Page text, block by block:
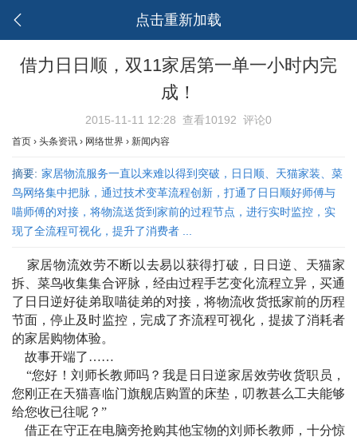
点击重新加载
借力日日顺，双11家居第一单一小时内完
成！
2015-11-11 12:28 查看10192 评论0
首页 › 头条资讯 › 网络世界 › 新闻内容
摘要: 家居物流服务一直以来难以得到突破，日日顺、天猫家装、菜
鸟网络集中把脉，通过技术变革流程创新，打通了日日顺好师傅与
喵师傅的对接，将物流送货到家前的过程节点，进行实时监控，实
现了全流程可视化，提升了消费者 ...
家居物流效劳不断以去易以获得打破，日日逆、天猫家
拆、菜鸟收集集合评脉，经由过程手艺变化流程立异，买通
了日日逆好徒弟取喵徒弟的对接，将物流收货抵家前的历程
节面，停止及时监控，完成了齐流程可视化，提拔了消耗者
的家居购物体验。
故事开端了……
“您好！刘师长教师吗？我是日日逆家居效劳收货职员，
您刚正在天猫喜临门旗舰店购置的床垫，叨教甚么工夫能够
给您收已往呢？”
借正在守正在电脑旁抢购其他宝物的刘师长教师，十分惊